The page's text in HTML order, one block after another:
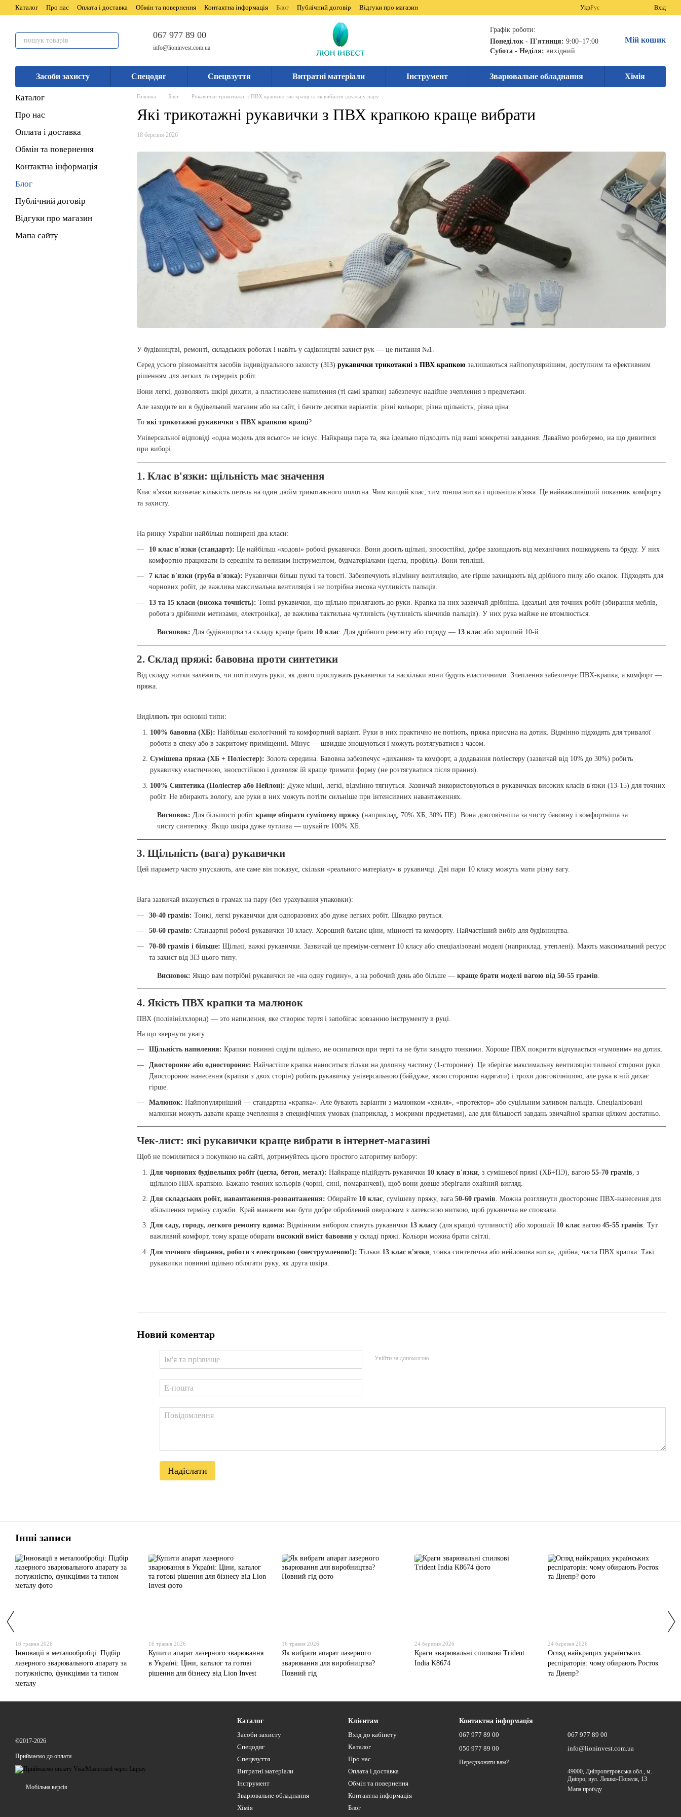
Перейти до основного контенту
Каталог Про нас Оплата і доставка Обмін та повернення Контактна інформація Блог Публічний договір Відгуки про магазин УкрРус Вхід
067 977 89 00
info@lioninvest.com.ua
Графік роботи:
Понеділок - П'ятниця: 9:00–17:00
Субота - Неділя: вихідний.
Мій кошик
Засоби захисту Спецодяг Спецвзуття Витратні матеріали Інструмент Зварювальне обладнання Хімія
Головна Блог Рукавички трикотажні з ПВХ крапкою: які кращі та як вибрати ідеальну пару
Які трикотажні рукавички з ПВХ крапкою краще вибрати
18 березня 2026
У будівництві, ремонті, складських роботах і навіть у садівництві захист рук — це питання №1.
Серед усього різноманіття засобів індивідуального захисту (ЗІЗ) рукавички трикотажні з ПВХ крапкою залишаються найпопулярнішим, доступним та ефективним
рішенням для легких та середніх робіт.
Вони легкі, дозволяють шкірі дихати, а пластизолеве напилення (ті самі крапки) забезпечує надійне зчеплення з предметами.
Але заходите ви в будівельний магазин або на сайт, і бачите десятки варіантів: різні кольори, різна щільність, різна ціна.
То які трикотажні рукавички з ПВХ крапкою кращі?
Універсальної відповіді «одна модель для всього» не існує. Найкраща пара та, яка ідеально підходить під ваші конкретні завдання. Даваймо розберемо, на що дивитися
при виборі.
1. Клас в'язки: щільність має значення
Клас в'язки визначає кількість петель на один дюйм трикотажного полотна. Чим вищий клас, тим тонша нитка і щільніша в'язка. Це найважливіший показник комфорту
та захисту.
На ринку України найбільш поширені два класи:
10 клас в'язки (стандарт): Це найбільш «ходові» робочі рукавички. Вони досить щільні, зносостійкі, добре захищають від механічних пошкоджень та бруду. У них
комфортно працювати із середнім та великим інструментом, будматеріалами (цегла, профіль). Вони тепліші.
7 клас в'язки (груба в'язка): Рукавички більш пухкі та товсті. Забезпечують відмінну вентиляцію, але гірше захищають від дрібного пилу або скалок. Підходять для
чорнових робіт, де важлива максимальна вентиляція і не потрібна висока чутливість пальців.
13 та 15 класи (висока точність): Тонкі рукавички, що щільно прилягають до руки. Крапка на них зазвичай дрібніша. Ідеальні для точних робіт (збирання меблів,
робота з дрібними метизами, електроніка), де важлива тактильна чутливість (чутливість кінчиків пальців). У них рука майже не втомлюється.
Висновок: Для будівництва та складу краще брати 10 клас . Для дрібного ремонту або городу — 13 клас або хороший 10-й.
2. Склад пряжі: бавовна проти синтетики
Від складу нитки залежить, чи потітимуть руки, як довго прослужать рукавички та наскільки вони будуть еластичними. Зчеплення забезпечує ПВХ-крапка, а комфорт —
пряжа.
Виділяють три основні типи:
100% бавовна (ХБ): Найбільш екологічний та комфортний варіант. Руки в них практично не потіють, пряжа приємна на дотик. Відмінно підходять для тривалої
роботи в спеку або в закритому приміщенні. Мінус — швидше зношуються і можуть розтягуватися з часом.
Сумішева пряжа (ХБ + Поліестер): Золота середина. Бавовна забезпечує «дихання» та комфорт, а додавання поліестеру (зазвичай від 10% до 30%) робить
рукавичку еластичною, зносостійкою і дозволяє їй краще тримати форму (не розтягуватися після прання).
100% Синтетика (Поліестер або Нейлон): Дуже міцні, легкі, відмінно тягнуться. Зазвичай використовуються в рукавичках високих класів в'язки (13-15) для точних
робіт. Не вбирають вологу, але руки в них можуть потіти сильніше при інтенсивних навантаженнях.
Висновок: Для більшості робіт краще обирати сумішеву пряжу (наприклад, 70% ХБ, 30% ПЕ). Вона довговічніша за чисту бавовну і комфортніша за
чисту синтетику. Якщо шкіра дуже чутлива — шукайте 100% ХБ.
3. Щільність (вага) рукавички
Цей параметр часто упускають, але саме він показує, скільки «реального матеріалу» в рукавичці. Дві пари 10 класу можуть мати різну вагу.
Вага зазвичай вказується в грамах на пару (без урахування упаковки):
30-40 грамів: Тонкі, легкі рукавички для одноразових або дуже легких робіт. Швидко рвуться.
50-60 грамів: Стандартні робочі рукавички 10 класу. Хороший баланс ціни, міцності та комфорту. Найчастіший вибір для будівництва.
70-80 грамів і більше: Щільні, важкі рукавички. Зазвичай це преміум-сегмент 10 класу або спеціалізовані моделі (наприклад, утеплені). Мають максимальний ресурс
та захист від ЗІЗ цього типу.
Висновок: Якщо вам потрібні рукавички не «на одну годину», а на робочий день або більше — краще брати моделі вагою від 50-55 грамів
4. Якість ПВХ крапки та малюнок
ПВХ (полівінілхлорид) — это напилення, яке створює тертя і запобігає ковзанню інструменту в руці.
На що звернути увагу:
Щільність напилення: Крапки повинні сидіти щільно, не осипатися при терті та не бути занадто тонкими. Хороше ПВХ покриття відчувається «гумовим» на дотик.
Двостороннє або одностороннє: Найчастіше крапка наноситься тільки на долонну частину (1-стороннє). Це зберігає максимальну вентиляцію тильної сторони руки.
Двостороннє нанесення (крапки з двох сторін) робить рукавичку універсальною (байдуже, якою стороною надягати) і трохи довговічнішою, але рука в ній дихає
гірше.
Малюнок: Найпопулярніший — стандартна «крапка». Але бувають варіанти з малюнком «хвиля», «протектор» або суцільним заливом пальців. Спеціалізовані
малюнки можуть давати краще зчеплення в специфічних умовах (наприклад, з мокрими предметами), але для більшості завдань звичайної крапки цілком достатньо.
Чек-лист: які рукавички краще вибрати в інтернет-магазині
Щоб не помилитися з покупкою на сайті, дотримуйтесь цього простого алгоритму вибору:
Для чорнових будівельних робіт (цегла, бетон, метал): Найкраще підійдуть рукавички 10 класу в'язки , з сумішевої пряжі (ХБ+ПЭ), вагою 55-70 грамів , з
щільною ПВХ-крапкою. Бажано темних кольорів (чорні, сині, помаранчеві), щоб вони довше зберігали охайний вигляд.
Для складських робіт, навантаження-розвантаження: Обирайте 10 клас , сумішеву пряжу, вага 50-60 грамів . Можна розглянути двостороннє ПВХ-нанесення для
збільшення терміну служби. Край манжети має бути добре оброблений оверлоком з латексною ниткою, щоб рукавичка не сповзала.
Для саду, городу, легкого ремонту вдома: Відмінним вибором стануть рукавички 13 класу (для кращої чутливості) або хороший 10 клас вагою 45-55 грамів. Тут
важливий комфорт, тому краще обирати високий вміст бавовни у складі пряжі. Кольори можна брати світлі.
Для точного збирання, роботи з електрикою (знеструмленою!): Тільки 13 клас в'язки , тонка синтетична або нейлонова нитка, дрібна, часта ПВХ крапка. Такі
рукавички повинні щільно облягати руку, як друга шкіра.
Новий коментар
Увійти за допомогою
Надіслати
Каталог
Про нас
Оплата і доставка
Обмін та повернення
Контактна інформація
Блог
Публічний договір
Відгуки про магазин
Мапа сайту
Інші записи
16 травня 2026
Інновації в металообробці: Підбір
лазерного зварювального апарату за
потужністю, функціями та типом
металу
16 травня 2026
Купити апарат лазерного зварювання
в Україні: Ціни, каталог та готові
рішення для бізнесу від Lion Invest
16 травня 2026
Як вибрати апарат лазерного
зварювання для виробництва?
Повний гід
24 березня 2026
Краги зварювальні спилкові Trident
India K8674
24 березня 2026
Огляд найкращих українських
респіраторів: чому обирають Росток
та Днепр?
©2017-2026
Приймаємо до оплати
Мобільна версія
Каталог
Засоби захисту
Спецодяг
Спецвзуття
Витратні матеріали
Інструмент
Зварювальне обладнання
Хімія
Клієнтам
Вхід до кабінету
Каталог
Про нас
Оплата і доставка
Обмін та повернення
Контактна інформація
Блог
Контактна інформація
067 977 89 00
050 977 89 00
Передзвонити вам?
067 977 89 00
info@lioninvest.com.ua
49000, Дніпропетровська обл., м.
Дніпро, вул. Лешко-Попеля, 13
Мапа проїзду